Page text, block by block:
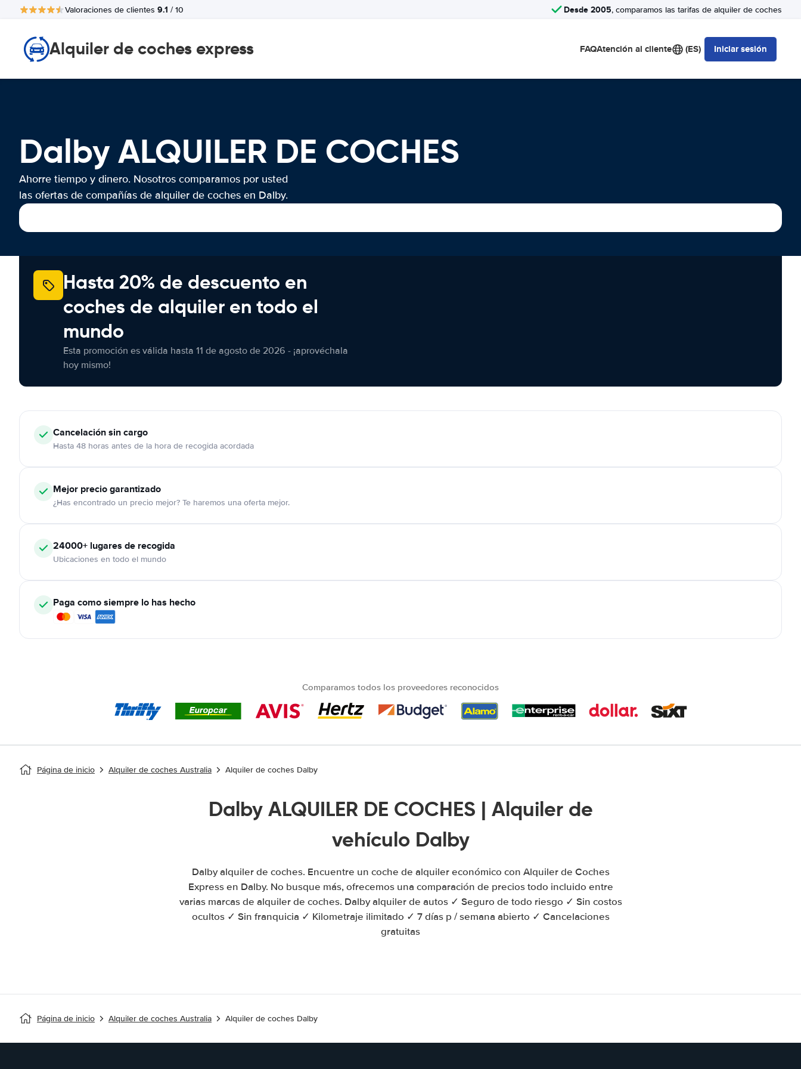
Valoraciones de clientes 9.1 / 10 Desde 2005, comparamos las tarifas de alquiler de coches
Alquiler de coches express FAQAtención al cliente (ES) Iniciar sesión
Dalby ALQUILER DE COCHES
Ahorre tiempo y dinero. Nosotros comparamos por usted
las ofertas de compañías de alquiler de coches en Dalby.
Hasta 20% de descuento en
coches de alquiler en todo el
mundo
Esta promoción es válida hasta 11 de agosto de 2026 - ¡aprovéchala
hoy mismo!
Cancelaciónsin cargo
Hasta 48 horas antes de la hora de recogida acordada
Mejor precio garantizado
¿Has encontrado un precio mejor? Te haremos una oferta mejor.
24000+ lugares de recogida
Ubicaciones en todo el mundo
Paga como siempre lo has hecho
Comparamos todos los proveedores reconocidos
Página de inicio Alquiler de coches Australia Alquiler de coches Dalby
Dalby ALQUILER DE COCHES | Alquiler de
vehículo Dalby
Dalby alquiler de coches. Encuentre un coche de alquiler económico con Alquiler de Coches
Express en Dalby. No busque más, ofrecemos una comparación de precios todo incluido entre
varias marcas de alquiler de coches. Dalby alquiler de autos ✓ Seguro de todo riesgo ✓ Sin costos
ocultos ✓ Sin franquicia ✓ Kilometraje ilimitado ✓ 7 días p / semana abierto ✓ Cancelaciones
gratuitas
Página de inicio Alquiler de coches Australia Alquiler de coches Dalby